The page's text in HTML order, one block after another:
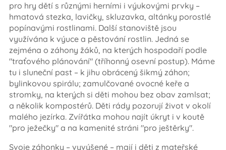
pro hry dětí s různými herními i výukovými prvky –
hmatová stezka, lavičky, skluzavka, altánky porostlé
popínavými rostlinami. Další stanoviště jsou
využívána k výuce a pěstování rostlin. Jedná se
zejména o záhony žáků, na kterých hospodaří podle
"traťového plánování" (tříhonný osevní postup). Máme
tu i sluneční past – k jihu obrácený šikmý záhon;
bylinkovou spirálu; zamulčované ovocné keře a
stromky, na kterých si děti mohou bez obav zamlsat;
a několik kompostérů. Děti rády pozorují život v okolí
malého jezírka. Zvířátka mohou najít úkryt i v koutě
"pro ježečky" a na kamenité stráni "pro ještěrky".
Svoje záhonky – vyvýšené – mají i děti z mateřské